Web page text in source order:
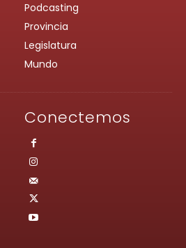
Podcasting
Provincia
Legislatura
Mundo
Conectemos